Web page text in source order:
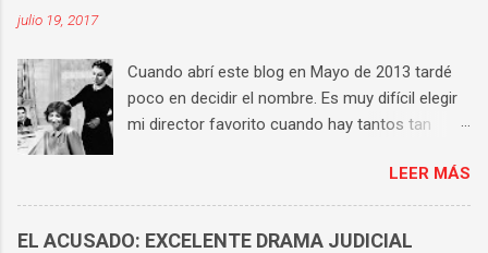
julio 19, 2017
Cuando abrí este blog en Mayo de 2013 tardé
poco en decidir el nombre. Es muy difícil elegir
mi director favorito cuando hay tantos tan
es Hitchcock . Tiene una técnica perfecta, un
universo propio y consigue que en cada una de
LEER MÁS
EL ACUSADO: EXCELENTE DRAMA JUDICIAL